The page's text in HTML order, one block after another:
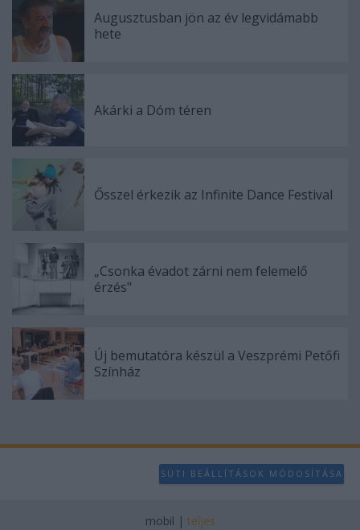
Augusztusban jön az év legvidámabb
hete
Akárki a Dóm téren
Ősszel érkezik az Infinite Dance Festival
„Csonka évadot zárni nem felemelő
érzés"
Új bemutatóra készül a Veszprémi Petőfi
Színház
SÜTI BEÁLLÍTÁSOK MÓDOSÍTÁSA
mobil | teljes